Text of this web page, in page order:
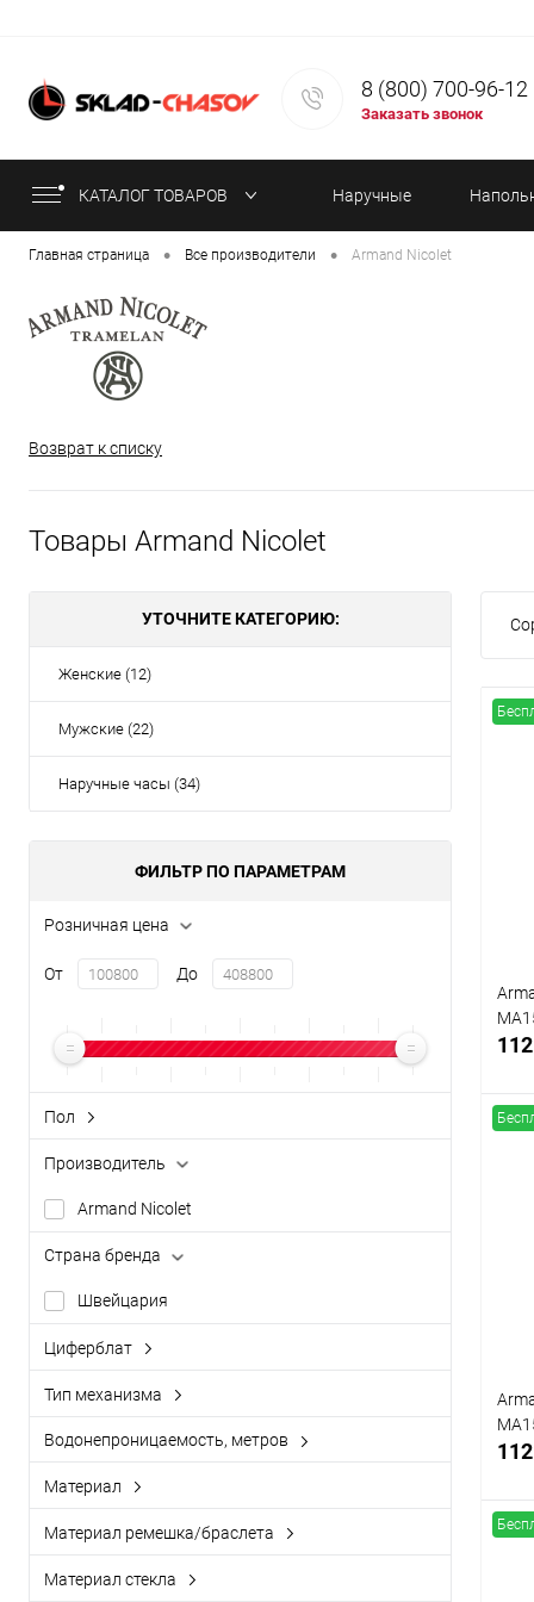
8 (800) 700-96-12
Заказать звонок
КАТАЛОГ ТОВАРОВ Наручные
Главная страница • Все производители • Armand Nicolet
Возврат к списку
Товары Armand Nicolet
УТОЧНИТЕ КАТЕГОРИЮ:
Женские (12)
Мужские (22)
Наручные часы (34)
ФИЛЬТР ПО ПАРАМЕТРАМ
Розничная цена
От До
Пол
женский
Производитель
Armand Nicolet
Страна бренда
Швейцария
Циферблат
аналоговый (стрелки)
Тип механизма
кварцевый
механический
Водонепроницаемость, метров
WR50 (5 атм)
WR100 (10 атм)
WR300 (30 атм)
Материал
нерж. сталь
Материал ремешка/браслета
каучук
Материал стекла